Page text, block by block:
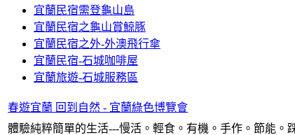
宜蘭民宿需登龜山島
宜蘭民宿之龜山賞鯨豚
宜蘭民宿之外-外澳飛行傘
宜蘭民宿-石城咖啡屋
宜蘭旅遊-石城服務區
春遊宜蘭 回到自然 - 宜蘭綠色博覽會
體驗純粹簡單的生活---慢活。輕食。有機。手作。節能。